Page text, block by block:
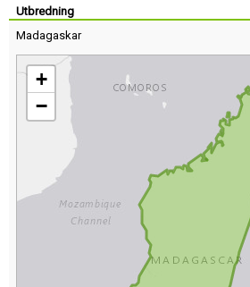
Utbredning
Madagaskar
+
−